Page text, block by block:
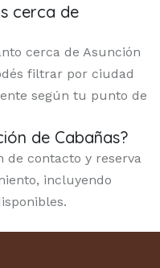
cerca de
cerca de Asunción
filtrar por ciudad
según tu punto de
de Cabañas?
de contacto y reserva
incluyendo